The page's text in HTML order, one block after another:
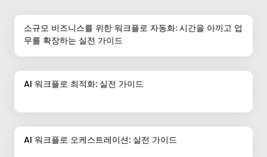
소규모 비즈니스를 위한 워크플로 자동화: 시간을 아끼고 업
무를 확장하는 실전 가이드
AI 워크플로 최적화: 실전 가이드
AI 워크플로 오케스트레이션: 실전 가이드